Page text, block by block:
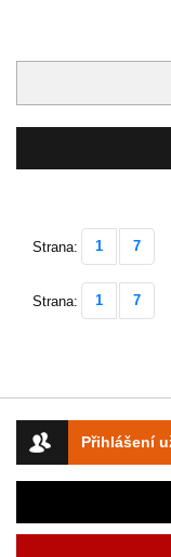
Přihlášení
Strana: 1 7
Strana: 1 7